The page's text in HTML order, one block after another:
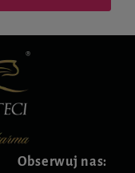
Obserwuj nas: